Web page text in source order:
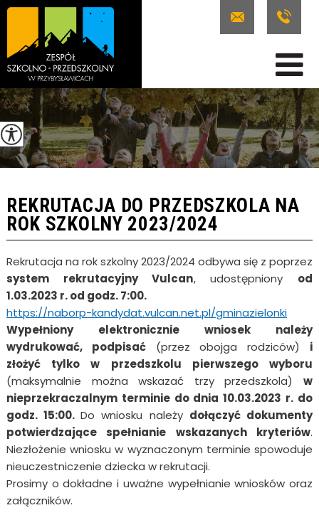
REKRUTACJA DO PRZEDSZKOLA NA
ROK SZKOLNY 2023/2024
Rekrutacja na rok szkolny 2023/2024 odbywa się z poprzez
system rekrutacyjny Vulcan, udostępniony od
1.03.2023 r. od godz. 7:00.
https://naborp-kandydat.vulcan.net.pl/gminazielonki
Wypełniony elektronicznie wniosek należy
wydrukować, podpisać(przez obojga rodziców) i
złożyć tylko w
przedszkolu pierwszego wyboru
(maksymalnie można wskazać trzy przedszkola)w
nieprzekraczalnym terminie do dnia 10.03.2023 r. do
godz. 15:00.Do wniosku należy dołączyć dokumenty
potwierdzające spełnianie wskazanych kryteriów.
Niezłożenie wniosku w wyznaczonym terminie spowoduje
nieuczestniczenie dziecka w rekrutacji.
Prosimy o dokładne i uważne wypełnianie wniosków oraz
załączników.